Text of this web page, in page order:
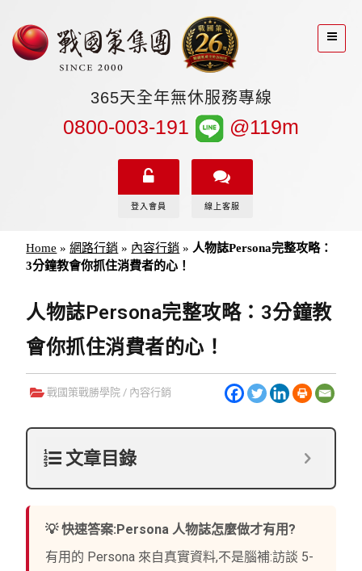
365天全年無休服務專線
0800-003-191 @119m
登入會員 線上客服
Home »網路行銷 » 內容行銷 »人物誌Persona完整攻略：
3分鐘教會你抓住消費者的心！
人物誌Persona完整攻略：3分鐘教
會你抓住消費者的心！
戰國策戰勝學院 / 內容行銷
文章目錄
💡 快速答案:Persona 人物誌怎麼做才有用?
有用的 Persona 來自真實資料,不是腦補:訪談 5-